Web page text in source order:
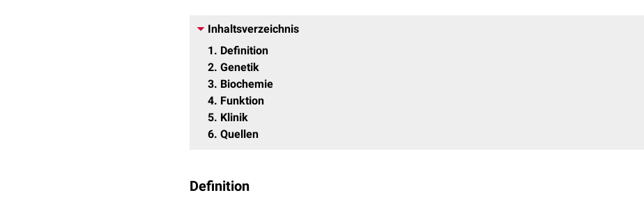
Inhaltsverzeichnis
1
Definition
2 Genetik
3 Biochemie
4 Funktion
5 Klinik
6 Quellen
Definition